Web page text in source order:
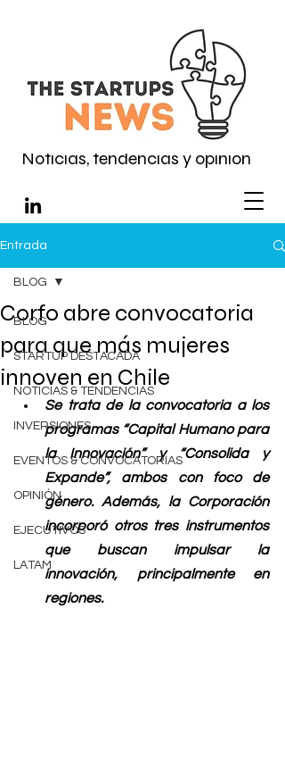
Noticias, tendencias y opinión
Entrada
BLOG
STARTUP DESTACADA
NOTICIAS & TENDENCIAS
INVERSIONES
EVENTOS & CONVOCATORIAS
OPINIÓN
EJECUTIVOS
LATAM
BLOG
Corfo abre convocatoria
para que más mujeres
innoven en Chile
Se trata de la convocatoria a los
programas “Capital Humano para
la Innovación” y “Consolida y
Expande”, ambos con foco de
género. Además, la Corporación
incorporó otros tres instrumentos
que buscan impulsar la
innovación, principalmente en
regiones.